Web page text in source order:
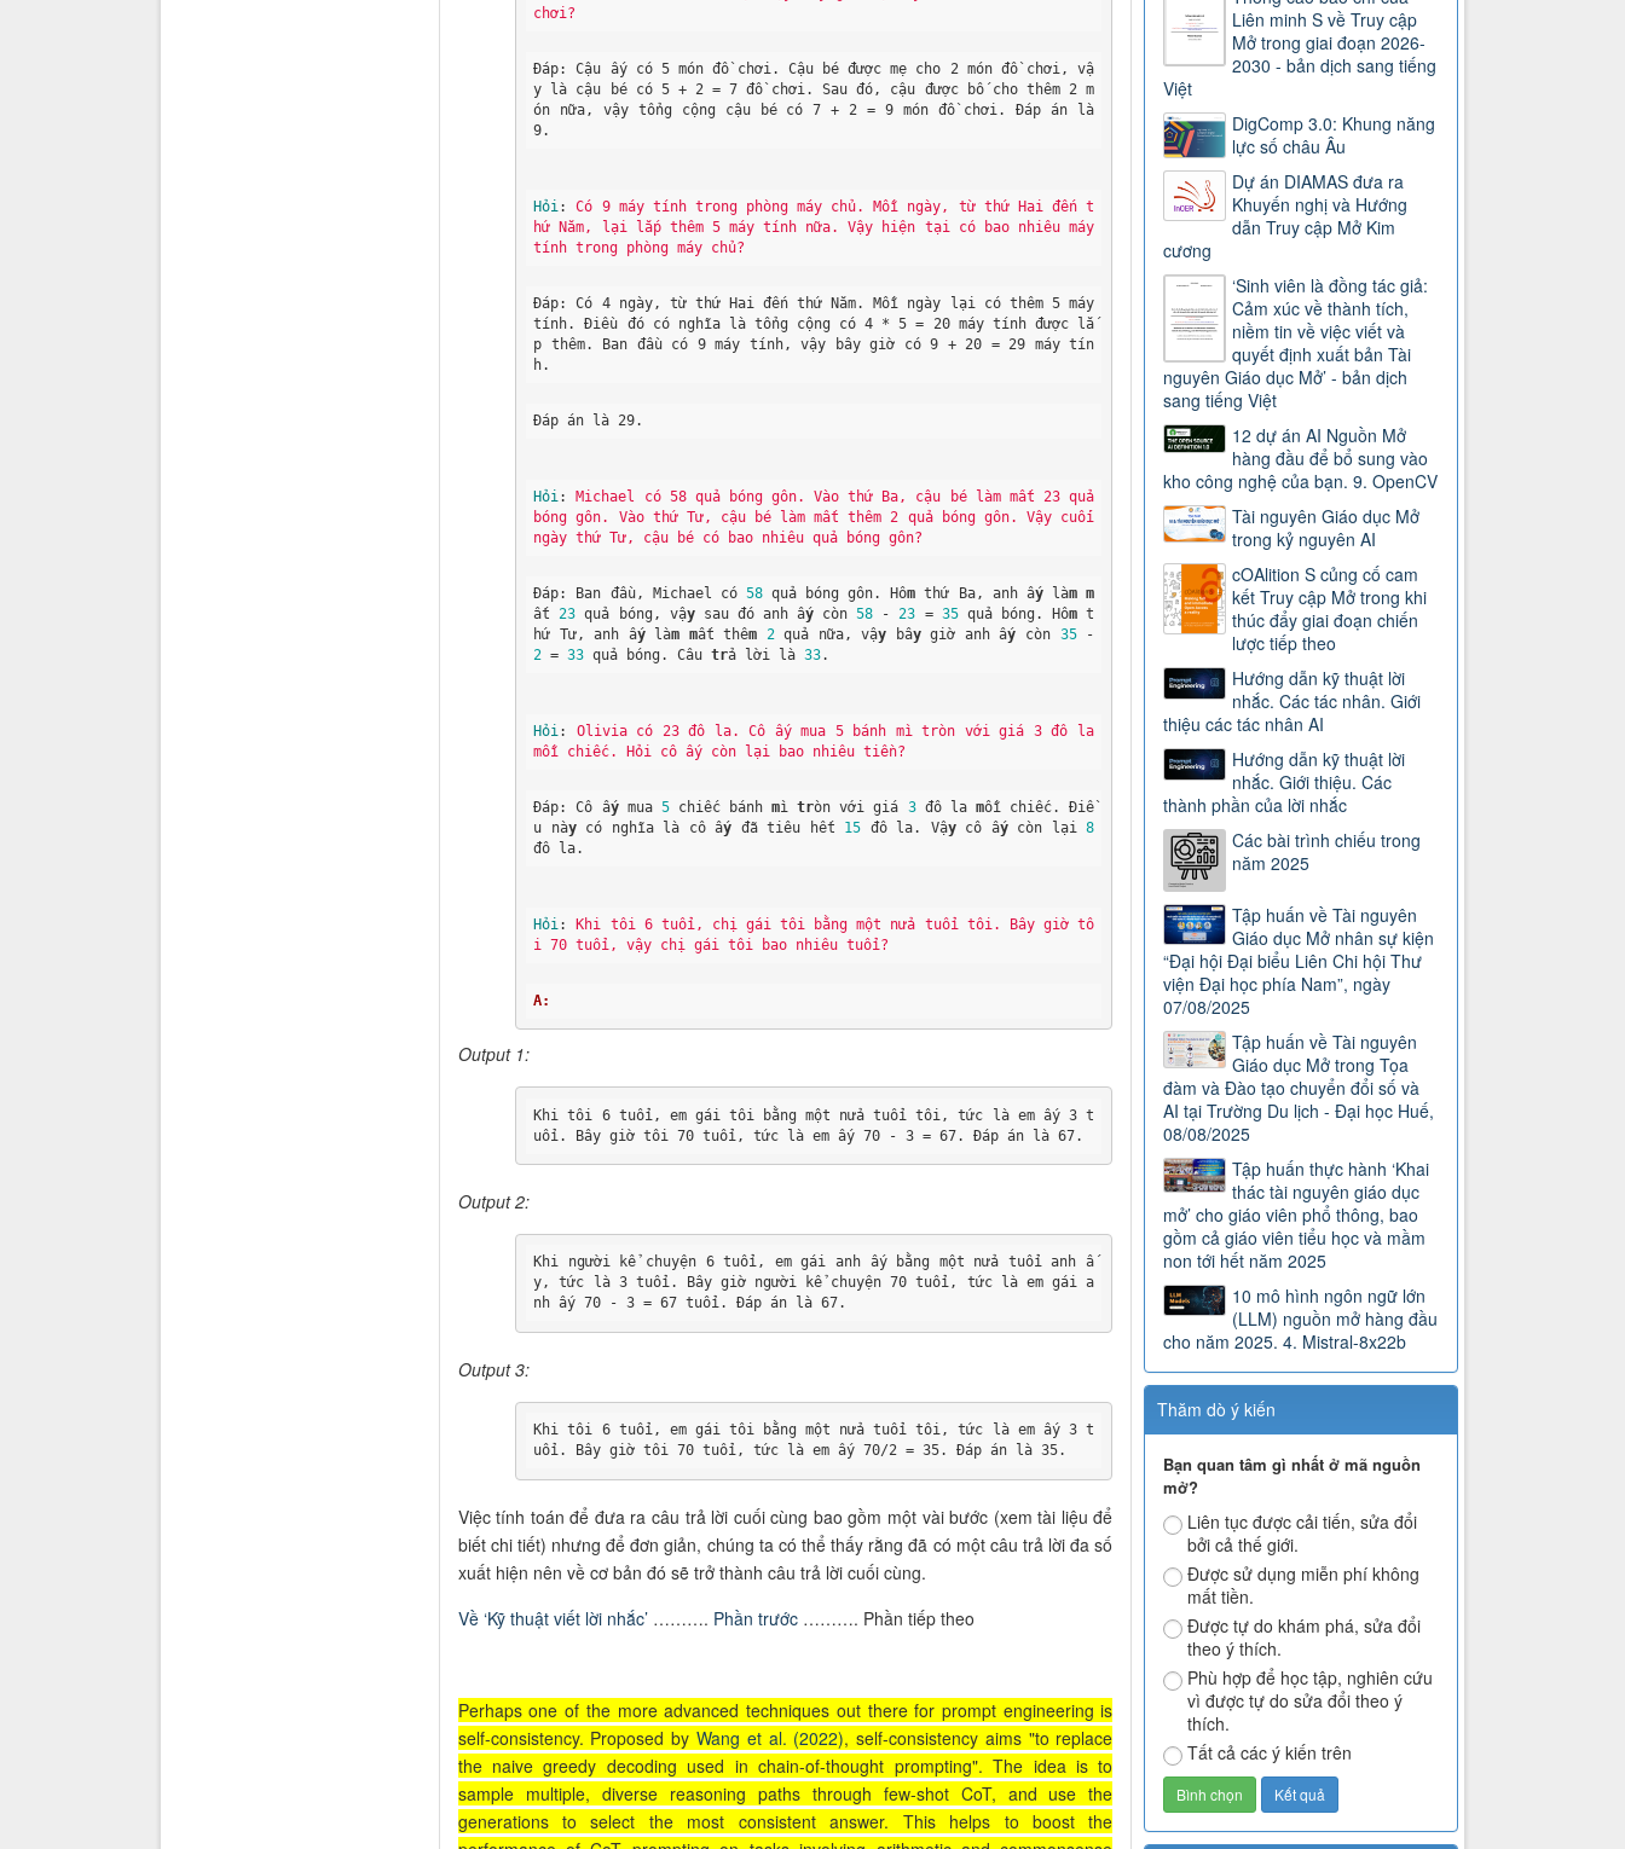
chơi?
Đáp: Cậu ấy có 5 món đồ chơi. Cậu bé được mẹ cho 2 món đồ chơi, vậ
y là cậu bé có 5 + 2 = 7 đồ chơi. Sau đó, cậu được bố cho thêm 2 m
ón nữa, vậy tổng cộng cậu bé có 7 + 2 = 9 món đồ chơi. Đáp án là
9.
Hỏi : Có 9 máy tính trong phòng máy chủ. Mỗi ngày, từ thứ Hai đến t
hứ Năm, lại lắp thêm 5 máy tính nữa. Vậy hiện tại có bao nhiêu máy
tính trong phòng máy chủ?
Đáp: Có 4 ngày, từ thứ Hai đến thứ Năm. Mỗi ngày lại có thêm 5 máy
tính. Điều đó có nghĩa là tổng cộng có 4 * 5 = 20 máy tính được lắ
p thêm. Ban đầu có 9 máy tính, vậy bây giờ có 9 + 20 = 29 máy tín
h.
Đáp án là 29.
Hỏi : Michael có 58 quả bóng gôn. Vào thứ Ba, cậu bé làm mất 23 quả
bóng gôn. Vào thứ Tư, cậu bé làm mất thêm 2 quả bóng gôn. Vậy cuối
ngày thứ Tư, cậu bé có bao nhiêu quả bóng gôn?
Đáp: Ban đầu, Michael có 58 quả bóng gôn. Hôm thứ Ba, anh ấy làm m
ất 23 quả bóng, vậy sau đó anh ấy còn 58 - 23 = 35 quả bóng. Hôm t
hứ Tư, anh ấy làm mất thêm 2 quả nữa, vậy bây giờ anh ấy còn 35
2 = 33 quả bóng. Câu trả lời là 33.
Hỏi : Olivia có 23 đô la. Cô ấy mua 5 bánh mì tròn với giá 3 đô la
mỗi chiếc. Hỏi cô ấy còn lại bao nhiêu tiền?
Đáp: Cô ấy mua 5 chiếc bánh mì tròn với giá 3 đô la mỗi chiếc. Điề
u này có nghĩa là cô ấy đã tiêu hết 15 đô la. Vậy cô ấy còn lại 8
đô la.
Hỏi : Khi tôi 6 tuổi, chị gái tôi bằng một nửa tuổi tôi. Bây giờ tô
i 70 tuổi, vậy chị gái tôi bao nhiêu tuổi?
A:
Output 1:
Khi tôi 6 tuổi, em gái tôi bằng một nửa tuổi tôi, tức là em ấy 3 t
uổi. Bây giờ tôi 70 tuổi, tức là em ấy 70 - 3 = 67. Đáp án là 67.
Output 2:
Khi người kể chuyện 6 tuổi, em gái anh ấy bằng một nửa tuổi anh ấ
y, tức là 3 tuổi. Bây giờ người kể chuyện 70 tuổi, tức là em gái a
nh ấy 70 - 3 = 67 tuổi. Đáp án là 67.
Output 3:
Khi tôi 6 tuổi, em gái tôi bằng một nửa tuổi tôi, tức là em ấy 3 t
uổi. Bây giờ tôi 70 tuổi, tức là em ấy 70/2 = 35. Đáp án là 35.
Việc tính toán để đưa ra câu trả lời cuối cùng bao gồm một vài bước (xem tài liệu để
biết chi tiết) nhưng để đơn giản, chúng ta có thể thấy rằng đã có một câu trả lời đa số
xuất hiện nên về cơ bản đó sẽ trở thành câu trả lời cuối cùng.
Về ‘Kỹ thuật viết lời nhắc’………. Phần trước………. Phần tiếp theo
Perhaps one of the more advanced techniques out there for prompt engineering is
self-consistency. Proposed by Wang et al. (2022), self-consistency aims "to replace
the naive greedy decoding used in chain-of-thought prompting". The idea is to
sample multiple, diverse reasoning paths through few-shot CoT, and use the
generations to select the most consistent answer. This helps to boost the
Liên minh S về Truy cập
Mở trong giai đoạn 2026-
2030 - bản dịch sang tiếng
Việt
DigComp 3.0: Khung năng
lực số châu Âu
Dự án DIAMAS đưa ra
Khuyến nghị và Hướng
dẫn Truy cập Mở Kim
cương
‘Sinh viên là đồng tác giả:
Cảm xúc về thành tích,
niềm tin về việc viết và
quyết định xuất bản Tài
nguyên Giáo dục Mở’ - bản dịch
sang tiếng Việt
12 dự án AI Nguồn Mở
hàng đầu để bổ sung vào
kho công nghệ của bạn. 9. OpenCV
Tài nguyên Giáo dục Mở
trong kỷ nguyên AI
cOAlition S củng cố cam
kết Truy cập Mở trong khi
thúc đẩy giai đoạn chiến
lược tiếp theo
Hướng dẫn kỹ thuật lời
nhắc. Các tác nhân. Giới
thiệu các tác nhân AI
Hướng dẫn kỹ thuật lời
nhắc. Giới thiệu. Các
thành phần của lời nhắc
Các bài trình chiếu trong
năm 2025
Tập huấn về Tài nguyên
Giáo dục Mở nhân sự kiện
“Đại hội Đại biểu Liên Chi hội Thư
viện Đại học phía Nam”, ngày
07/08/2025
Tập huấn về Tài nguyên
Giáo dục Mở trong Tọa
đàm và Đào tạo chuyển đổi số và
AI tại Trường Du lịch - Đại học Huế,
08/08/2025
Tập huấn thực hành ‘Khai
thác tài nguyên giáo dục
mở’ cho giáo viên phổ thông, bao
gồm cả giáo viên tiểu học và mầm
non tới hết năm 2025
10 mô hình ngôn ngữ lớn
(LLM) nguồn mở hàng đầu
cho năm 2025. 4. Mistral-8x22b
Thăm dò ý kiến
Bạn quan tâm gì nhất ở mã nguồn
mở?
Liên tục được cải tiến, sửa đổi
bởi cả thế giới.
Được sử dụng miễn phí không
mất tiền.
Được tự do khám phá, sửa đổi
theo ý thích.
Phù hợp để học tập, nghiên cứu
vì được tự do sửa đổi theo ý
thích.
Tất cả các ý kiến trên